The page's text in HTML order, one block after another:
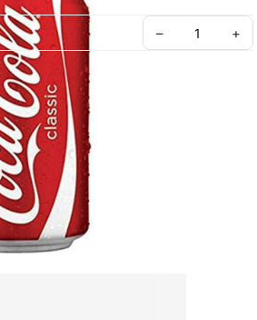
– +